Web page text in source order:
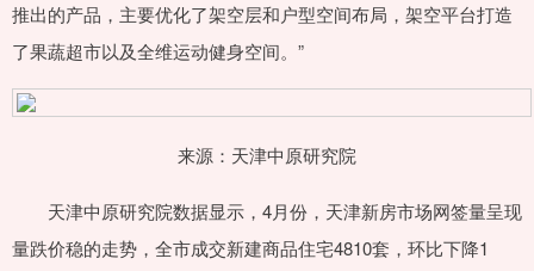
推出的产品，主要优化了架空层和户型空间布局，架空平台打造
了果蔬超市以及全维运动健身空间。”
来源：天津中原研究院
天津中原研究院数据显示，4月份，天津新房市场网签量呈现
量跌价稳的走势，全市成交新建商品住宅4810套，环比下降1